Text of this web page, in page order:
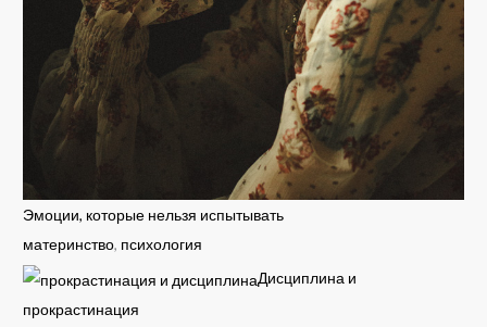
Эмоции, которые нельзя испытывать
материнство, психология
Дисциплина и
прокрастинация